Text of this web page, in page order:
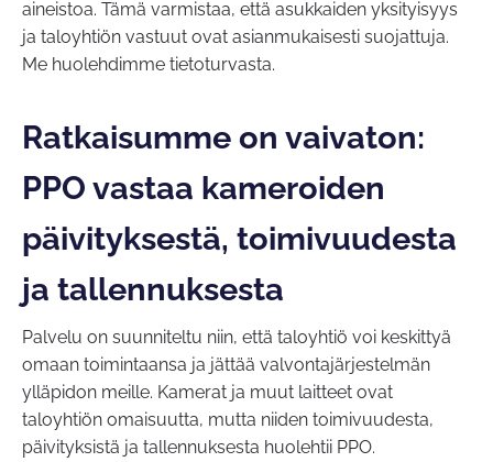
aineistoa. Tämä varmistaa, että asukkaiden yksityisyys
ja taloyhtiön vastuut ovat asianmukaisesti suojattuja.
Me huolehdimme tietoturvasta.
Ratkaisumme on vaivaton:
PPO vastaa kameroiden
päivityksestä, toimivuudesta
ja tallennuksesta
Palvelu on suunniteltu niin, että taloyhtiö voi keskittyä
omaan toimintaansa ja jättää valvontajärjestelmän
ylläpidon meille. Kamerat ja muut laitteet ovat
taloyhtiön omaisuutta, mutta niiden toimivuudesta,
päivityksistä ja tallennuksesta huolehtii PPO.